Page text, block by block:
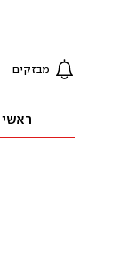
מבזקים
ראשי